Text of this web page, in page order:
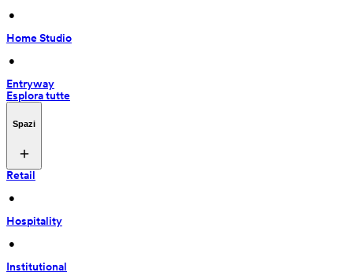
•
Home Studio
•
Entryway
Esplora tutte
Spazi
Retail
•
Hospitality
•
Institutional